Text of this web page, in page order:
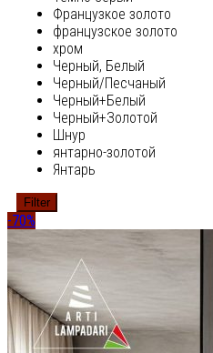
Французкое золото
французское золото
хром
Черный, Белый
Черный/Песчаный
Черный+Белый
Черный+Золотой
Шнур
янтарно-золотой
Янтарь
Filter
-70%